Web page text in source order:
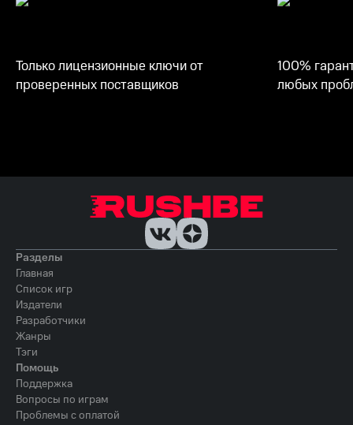
Только лицензионные ключи от
проверенных поставщиков
100%
любых
Разделы
Главная
Список игр
Издатели
Разработчики
Жанры
Тэги
Помощь
Поддержка
Вопросы по играм
Проблемы с оплатой